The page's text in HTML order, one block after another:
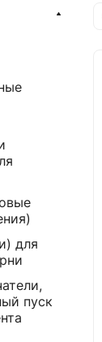
для
пуск